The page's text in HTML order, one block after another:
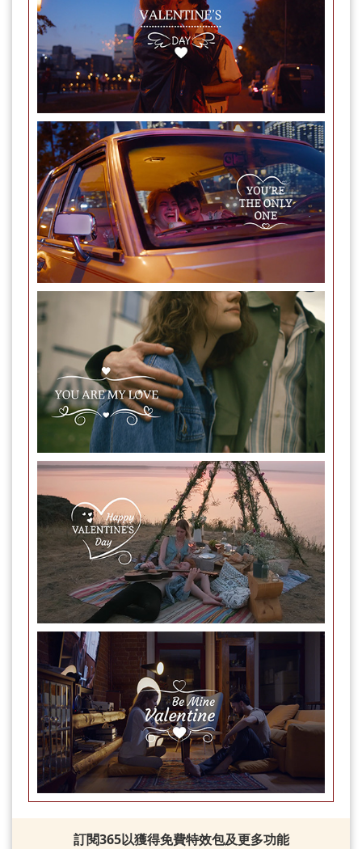
訂閱365以獲得免費特效包及更多功能